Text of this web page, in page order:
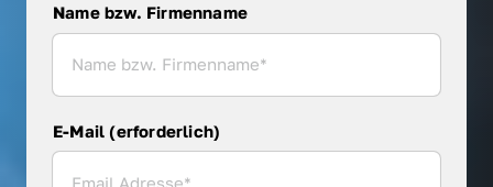
Name bzw. Firmenname
Name bzw. Firmenname
E-Mail (erforderlich)